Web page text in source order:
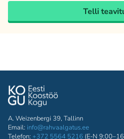
Telli
A. Weizenbergi 39, Tallinn
Email: info@rahvaalgatus.ee
Telefon: +372 5564 5216 (E-N